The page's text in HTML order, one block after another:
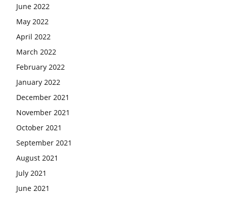
June 2022
May 2022
April 2022
March 2022
February 2022
January 2022
December 2021
November 2021
October 2021
September 2021
August 2021
July 2021
June 2021